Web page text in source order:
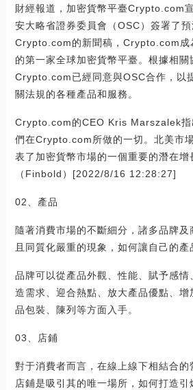
財經報道，加密貨幣平臺Crypto.com
安大略省證券委員會（OSC）簽署了
Crypto.com的新聞稿，Crypto.com成
的第一家全球加密貨幣平臺。根據相關
Crypto.com已經同意與OSC合作，以
關法規的各種產品和服務。
Crypto.com的CEO Kris Marszalek指
們在Crypto.com所做的一切。北美市
表了加密貨幣市場的一個重要的潛在增
（Finbold）[2022/8/16 12:28:27]
02、產品
隨著消費市場的不斷細分，諸多品牌
且同質化嚴重的現象，如何讓自己的產
品牌可以從產品外觀、性能、賦予感情
造需求、迎合熱點、放大產品優點、增
品包裝、陳列等方面入手。
03、店鋪
對于消費者而言，在線上線下相結合的
店鋪是吸引其的唯一場所，如何打造引